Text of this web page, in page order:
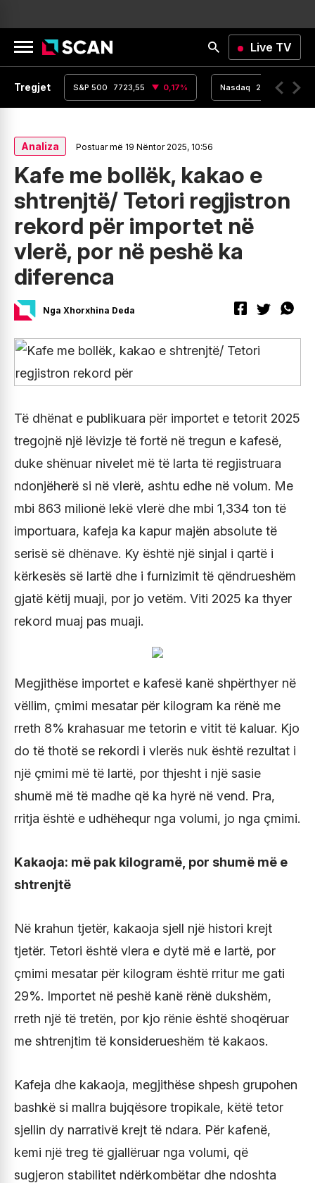
Live TV
Tregjet
0% S&P 500 7723,55 0,17% Nasdaq 26363,44
Analiza Postuar më 19 Nëntor 2025, 10:56
Kafe me bollëk, kakao e
shtrenjtë/ Tetori regjistron
rekord për importet në
vlerë, por në peshë ka
diferenca
Nga Xhorxhina Deda
Të dhënat e publikuara për importet e tetorit 2025
tregojnë një lëvizje të fortë në tregun e kafesë,
duke shënuar nivelet më të larta të regjistruara
ndonjëherë si në vlerë, ashtu edhe në volum. Me
mbi 863 milionë lekë vlerë dhe mbi 1,334 ton të
importuara, kafeja ka kapur majën absolute të
serisë së dhënave. Ky është një sinjal i qartë i
kërkesës së lartë dhe i furnizimit të qëndrueshëm
gjatë këtij muaji, por jo vetëm. Viti 2025 ka thyer
rekord muaj pas muaji.
Megjithëse importet e kafesë kanë shpërthyer në
vëllim, çmimi mesatar për kilogram ka rënë me
rreth 8% krahasuar me tetorin e vitit të kaluar. Kjo
do të thotë se rekordi i vlerës nuk është rezultat i
një çmimi më të lartë, por thjesht i një sasie
shumë më të madhe që ka hyrë në vend. Pra,
rritja është e udhëhequr nga volumi, jo nga çmimi.
Kakaoja: më pak kilogramë, por shumë më e
shtrenjtë
Në krahun tjetër, kakaoja sjell një histori krejt
tjetër. Tetori është vlera e dytë më e lartë, por
çmimi mesatar për kilogram është rritur me gati
29%. Importet në peshë kanë rënë dukshëm,
rreth një të tretën, por kjo rënie është shoqëruar
me shtrenjtim të konsiderueshëm të kakaos.
Kafeja dhe kakaoja, megjithëse shpesh grupohen
bashkë si mallra bujqësore tropikale, këtë tetor
sjellin dy narrativë krejt të ndara. Për kafenë,
kemi një treg të gjallëruar nga volumi, që
sugjeron stabilitet ndërkombëtar dhe ndoshta